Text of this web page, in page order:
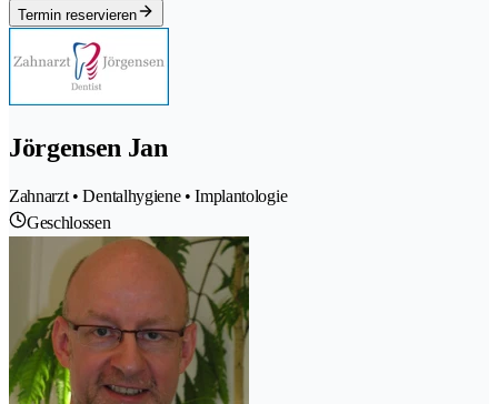
Termin reservieren
Jörgensen Jan
Zahnarzt • Dentalhygiene • Implantologie
Geschlossen